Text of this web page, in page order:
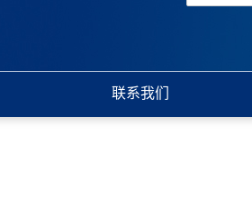
联系我们